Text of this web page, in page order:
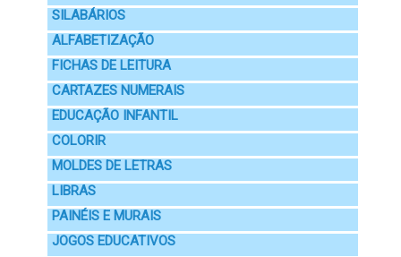
SILABÁRIOS
ALFABETIZAÇÃO
FICHAS DE LEITURA
CARTAZES NUMERAIS
EDUCAÇÃO INFANTIL
COLORIR
MOLDES DE LETRAS
LIBRAS
PAINÉIS E MURAIS
JOGOS EDUCATIVOS